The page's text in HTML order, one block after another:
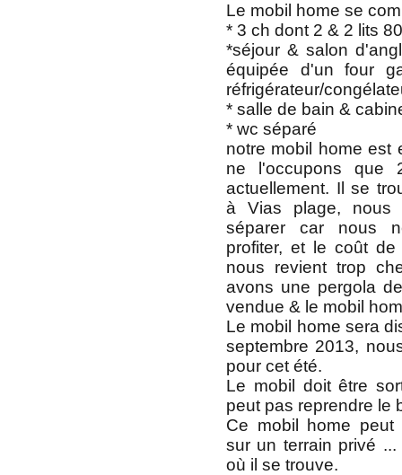
Le mobil home se
* 3 ch dont 2 & 2 lits
*séjour & salon
équipée d'un four
réfrigérateur/
* salle de bain &
* wc séparé
notre mobil home est
ne l'occupons
actuellement. Il se
à Vias plage, nous
séparer car nous
profiter, et le coût
nous revient trop
avons une pergola
vendue & le mobil
Le mobil home sera
septembre 2013,
pour cet été.
Le mobil doit être
peut pas reprendre le
Ce mobil home peut
sur un terrain privé
où il se trouve.